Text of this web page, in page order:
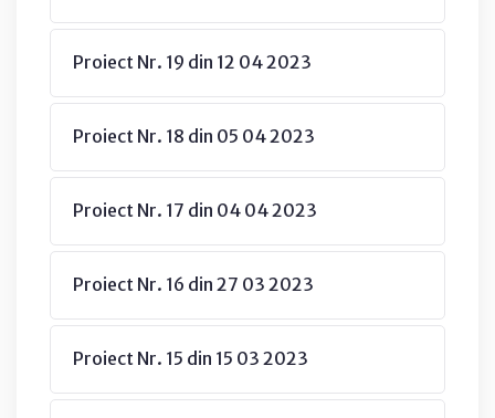
Proiect Nr. 19 din 12 04 2023
Proiect Nr. 18 din 05 04 2023
Proiect Nr. 17 din 04 04 2023
Proiect Nr. 16 din 27 03 2023
Proiect Nr. 15 din 15 03 2023